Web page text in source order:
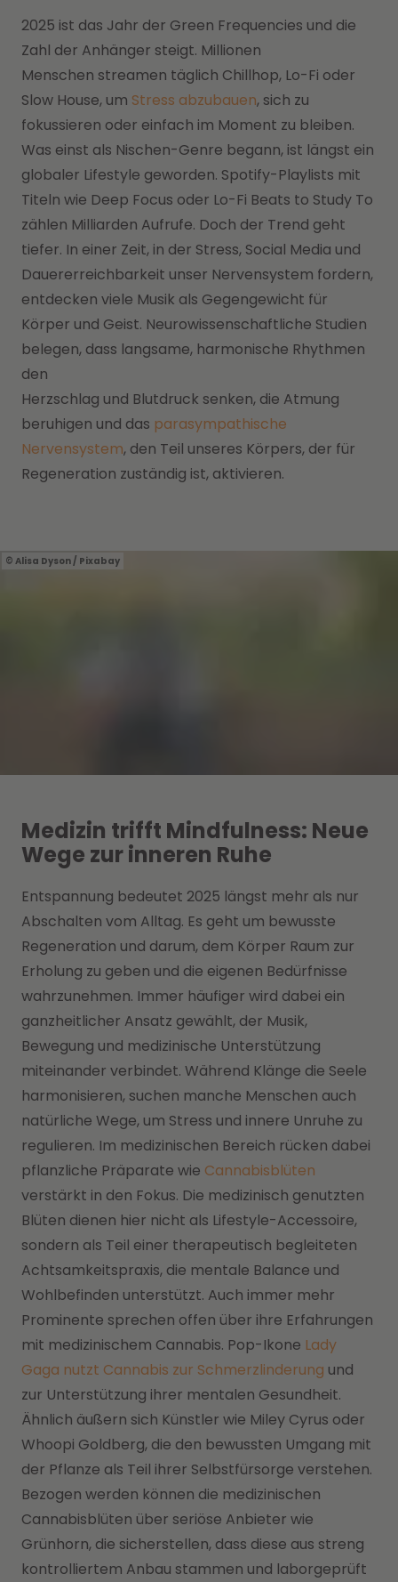
2025 ist das Jahr der Green Frequencies und die
Zahl der Anhänger steigt. Millionen
Menschen streamen täglich Chillhop, Lo-Fi oder
Slow House, um Stress abzubauen, sich zu
fokussieren oder einfach im Moment zu bleiben.
Was einst als Nischen-Genre begann, ist längst ein
globaler Lifestyle geworden. Spotify-Playlists mit
Titeln wie Deep Focus oder Lo-Fi Beats to Study To
zählen Milliarden Aufrufe. Doch der Trend geht
tiefer. In einer Zeit, in der Stress, Social Media und
Dauererreichbarkeit unser Nervensystem fordern,
entdecken viele Musik als Gegengewicht für
Körper und Geist. Neurowissenschaftliche Studien
belegen, dass langsame, harmonische Rhythmen
den
Herzschlag und Blutdruck senken, die Atmung
beruhigen und das parasympathische
Nervensystem, den Teil unseres Körpers, der für
Regeneration zuständig ist, aktivieren.
Alisa Dyson / Pixabay
Medizin trifft Mindfulness: Neue
Wege zur inneren Ruhe
Entspannung bedeutet 2025 längst mehr als nur
Abschalten vom Alltag. Es geht um bewusste
Regeneration und darum, dem Körper Raum zur
Erholung zu geben und die eigenen Bedürfnisse
wahrzunehmen. Immer häufiger wird dabei ein
ganzheitlicher Ansatz gewählt, der Musik,
Bewegung und medizinische Unterstützung
miteinander verbindet. Während Klänge die Seele
harmonisieren, suchen manche Menschen auch
natürliche Wege, um Stress und innere Unruhe zu
regulieren. Im medizinischen Bereich rücken dabei
pflanzliche Präparate wie Cannabisblüten
verstärkt in den Fokus. Die medizinisch genutzten
Blüten dienen hier nicht als Lifestyle-Accessoire,
sondern als Teil einer therapeutisch begleiteten
Achtsamkeitspraxis, die mentale Balance und
Wohlbefinden unterstützt. Auch immer mehr
Prominente sprechen offen über ihre Erfahrungen
mit medizinischem Cannabis. Pop-Ikone Lady
Gaga nutzt Cannabis zur Schmerzlinderung und
zur Unterstützung ihrer mentalen Gesundheit.
Ähnlich äußern sich Künstler wie Miley Cyrus oder
Whoopi Goldberg, die den bewussten Umgang mit
der Pflanze als Teil ihrer Selbstfürsorge verstehen.
Bezogen werden können die medizinischen
Cannabisblüten über seriöse Anbieter wie
Grünhorn, die sicherstellen, dass diese aus streng
kontrolliertem Anbau stammen und laborgeprüft